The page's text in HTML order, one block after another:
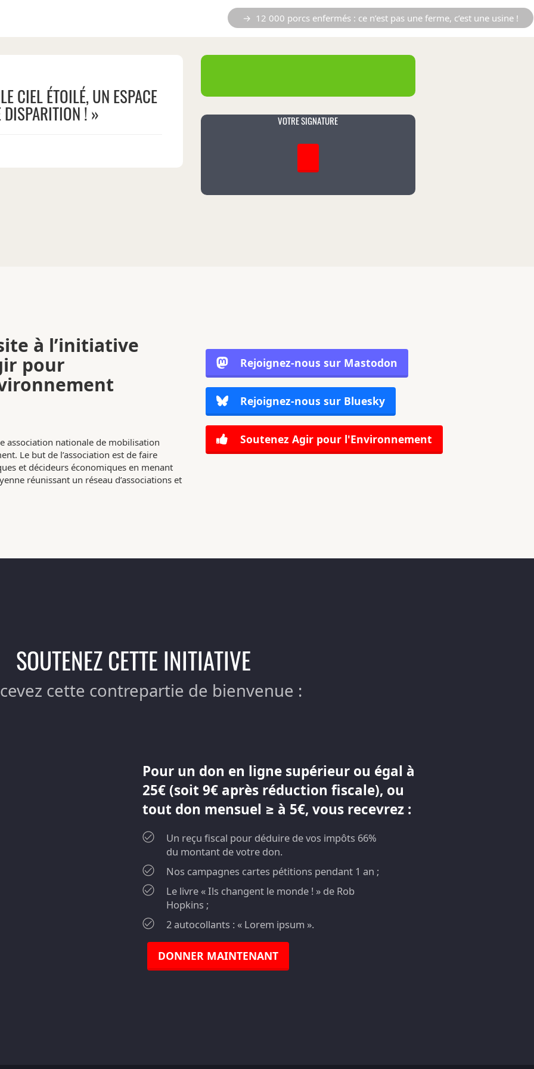
→ 12 000 porcs enfermés : ce n’est pas une ferme, c’est une usine !
CIEL ÉTOILÉ, UN ESPACE
DISPARITION ! » VOTRE SIGNATURE
à l’initiative
pour
association nationale de mobilisation
Le but de l’association est de faire
et décideurs économiques en menant
réunissant un réseau d’associations et
Rejoignez-nous sur Mastodon
Rejoignez-nous sur Bluesky
Soutenez Agir pour l'Environnement
SOUTENEZ CETTE INITIATIVE
cette contrepartie de bienvenue :
Pour un don en ligne supérieur ou égal à
25€ (soit 9€ après réduction fiscale), ou
tout don mensuel ≥ à 5€, vous recevrez :
Un reçu fiscal pour déduire de vos impôts 66%
du montant de votre don.
Nos campagnes cartes pétitions pendant 1 an ;
Le livre « Ils changent le monde ! » de Rob
Hopkins ;
2 autocollants : « Lorem ipsum ».
DONNER MAINTENANT